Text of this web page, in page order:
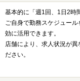
基本的に「週1回、1日2時
ご自身で勤務スケジュー
効に活用できます。
店舗により、求人状況が
ださい。